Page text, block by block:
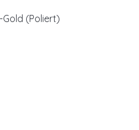
(Poliert)